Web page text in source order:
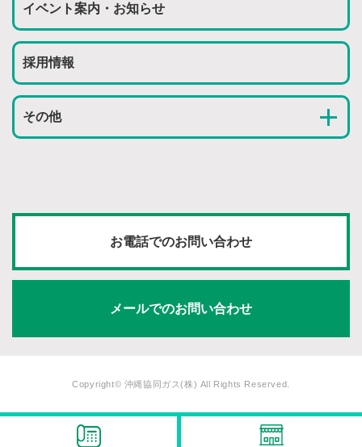
イベント案内・お知らせ
採用情報
その他
お電話でのお問い合わせ
メールでのお問い合わせ
Copyright© 沖縄協同ガス(株) All Rights Reserved.